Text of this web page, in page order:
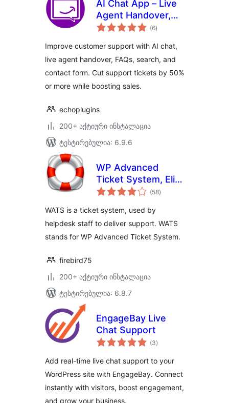
AI Chat App – Live
Agent Handover,
Help Docs, Email,
Support
(6საერთო
რეიტინგი
)
Improve customer support with AI chat,
live agent handover, FAQs, search, and
contact form. Cut support tickets by 50%
or more while boosting sales.
echoplugins
200+ აქტიური ინსტალაცია
ტესტირებულია: 6.9.6
WP Advanced
Ticket System, Elite
Support Helpdesk
(58საერთო
რეიტინგი
)
WATS is a ticket system, used by
helpdesk staff to deliver support. WATS
stands for WP Advanced Ticket System.
firebird75
200+ აქტიური ინსტალაცია
ტესტირებულია: 6.8.7
EngageBay Live
Chat Support
(3საერთო
რეიტინგი
)
Add real-time live chat support to your
WordPress site with EngageBay. Connect
instantly with visitors, boost engagement,
and grow your business.